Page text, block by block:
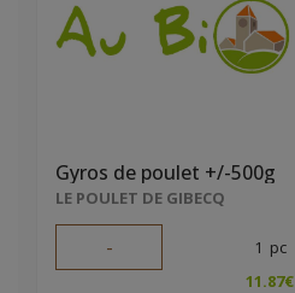
Gyros de poulet +/-500g
LE POULET DE GIBECQ
- 1 pc
11.87€